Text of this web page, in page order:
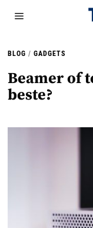
BLOG / GADGETS
Beamer of
beste?